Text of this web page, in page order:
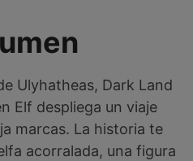
Ulyhatheas, Dark Land
Elf despliega un viaje
marcas. La historia te
acorralada, una figura